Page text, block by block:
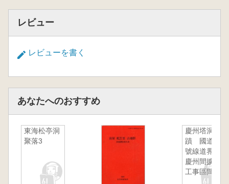
レビュー
レビューを書く
あなたへのおすすめ
東海松亭洞
聚落3
慶州塔洞遺
蹟 國道35
號線道界-
慶州間擴装
工事區間内